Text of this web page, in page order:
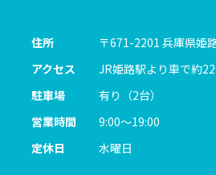
住所 〒671-2201 兵庫県姫
アクセス
JR姫路駅より車で約
駐車場
有り（2台）
営業時間
9:00～19:00
定休日
水曜日